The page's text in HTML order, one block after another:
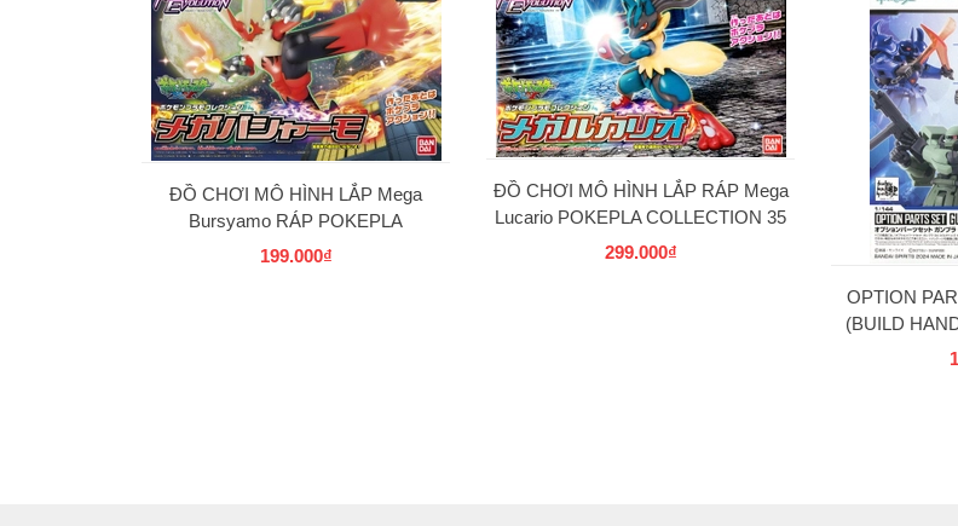
ĐỒ CHƠI MÔ HÌNH LẮP Mega
Bursyamo RÁP POKEPLA
COLLECTION 37 SELECT SERIES
199.000₫
ĐỒ CHƠI MÔ HÌNH LẮP RÁP Mega
Lucario POKEPLA COLLECTION 35
SELECT SERIES BANDAI
299.000₫
OPTION
(BUILD